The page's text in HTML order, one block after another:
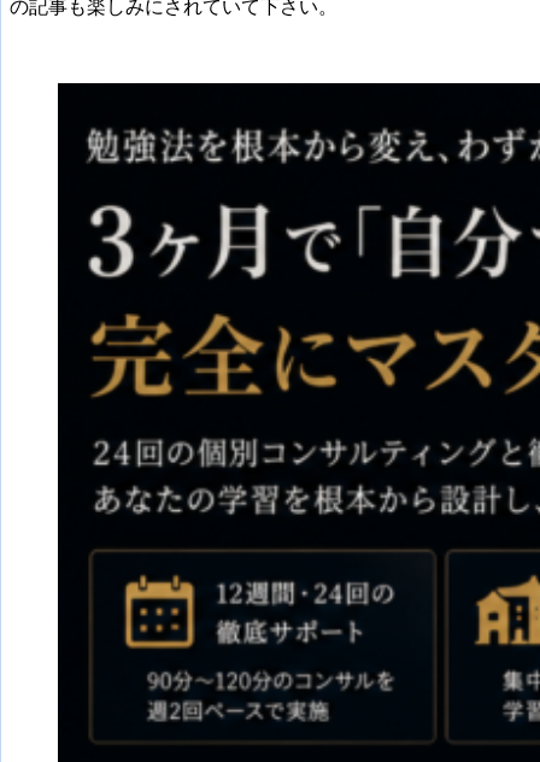
の記事も楽しみにされていて下さい。